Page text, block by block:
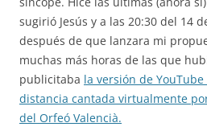
sugirió Jesús y a las 20:30 del 14
después de que lanzara mi
muchas más horas de las que
publicitaba la versión de
distancia cantada virtualmente
del Orfeó Valencià.